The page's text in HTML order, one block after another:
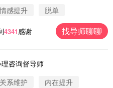
情感提升 脱单
4341感谢 找导师聊聊
咨询督导师
关系维护 内在提升
过此页面咨询，已获得专属情感方
过此页面咨询，已获得专属情感方